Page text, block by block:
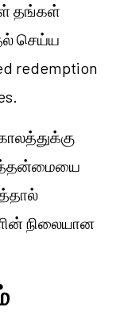
தங்கள்
செய்ய
redemption
நிலையான